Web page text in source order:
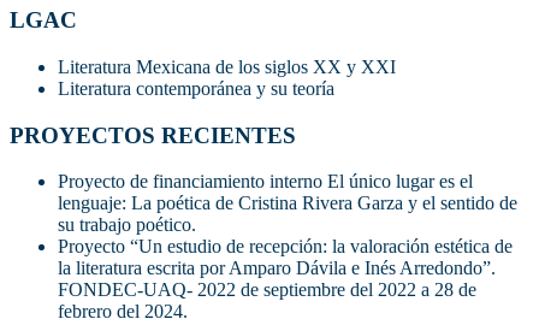
LGAC
Literatura Mexicana de los siglos XX y XXI
Literatura contemporánea y su teoría
PROYECTOS RECIENTES
Proyecto de financiamiento interno El único lugar es el
lenguaje: La poética de Cristina Rivera Garza y el sentido de
su trabajo poético.
Proyecto “Un estudio de recepción: la valoración estética de
la literatura escrita por Amparo Dávila e Inés Arredondo”.
FONDEC-UAQ- 2022 de septiembre del 2022 a 28 de
febrero del 2024.